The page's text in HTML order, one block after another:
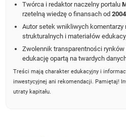
Twórca i redaktor naczelny portalu
rzetelną wiedzę o finansach od
Autor setek wnikliwych komentarzy
strukturalnych i materiałów
Zwolennik transparentności
edukację opartą na twardych
Treści mają charakter edukacyjny i
inwestycyjnej ani rekomendacji. Pamiętaj!
utraty kapitału.